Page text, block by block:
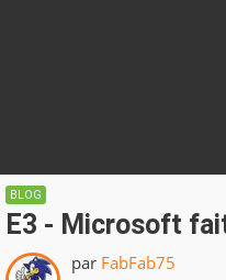
BLOG
E3 - Microsoft
par FabFab75